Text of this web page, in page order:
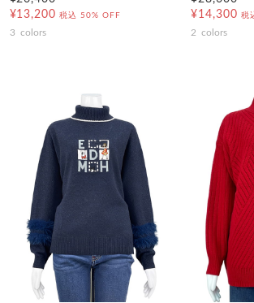
¥13,200 税込 50% OFF
3 colors
¥14,300 税
2 colors